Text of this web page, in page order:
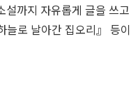
설까지 자유롭게 글을
늘로 날아간 집오리』 등